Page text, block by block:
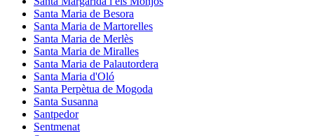
Santa Maria de Besora
Santa Maria de Martorelles
Santa Maria de Merlès
Santa Maria de Miralles
Santa Maria de Palautordera
Santa Maria d'Oló
Santa Perpètua de Mogoda
Santa Susanna
Santpedor
Sentmenat